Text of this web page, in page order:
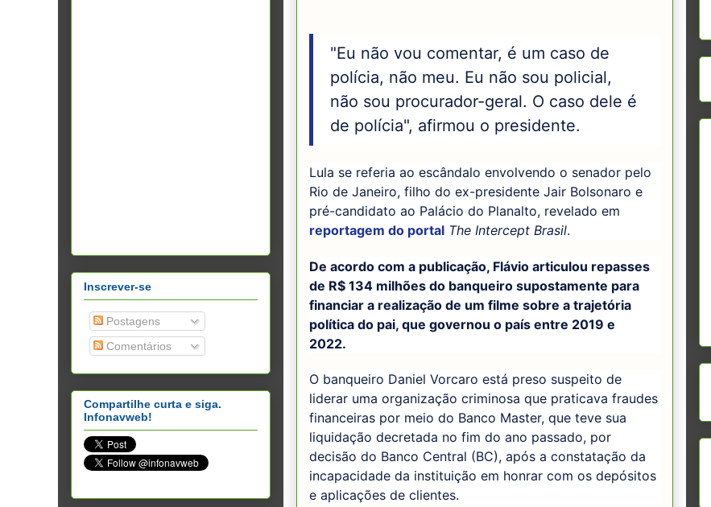
"Eu não vou comentar, é um caso de
polícia, não meu. Eu não sou policial,
não sou procurador-geral. O caso dele é
de polícia", afirmou o presidente.
Lula se referia ao escândalo envolvendo o senador pelo
Rio de Janeiro, filho do ex-presidente Jair Bolsonaro e
pré-candidato ao Palácio do Planalto, revelado em
reportagem do portal The Intercept Brasil.
De acordo com a publicação, Flávio articulou repasses
de R$ 134 milhões do banqueiro supostamente para
financiar a realização de um filme sobre a trajetória
política do pai, que governou o país entre 2019 e
2022.
O banqueiro Daniel Vorcaro está preso suspeito de
liderar uma organização criminosa que praticava fraudes
financeiras por meio do Banco Master, que teve sua
liquidação decretada no fim do ano passado, por
decisão do Banco Central (BC), após a constatação da
incapacidade da instituição em honrar com os depósitos
e aplicações de clientes.
Inscrever-se
Postagens
Comentários
Compartilhe curta e siga.
Infonavweb!